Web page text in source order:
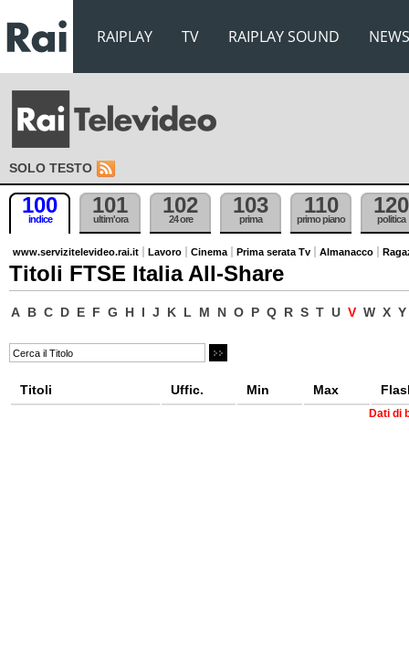
RAIPLAY TV RAIPLAY SOUND NEWS
SOLO TESTO
100
indice
101
ultim'ora
102
24 ore
103
prima
110
primo piano
120
politica
www.servizitelevideo.rai.it Lavoro Cinema Prima serata Tv Almanacco
Titoli FTSE Italia All-Share
A B C D E F G H I J K L M N O P Q R S T U V W X Y
Titoli Uffic. Min Max
Dati di